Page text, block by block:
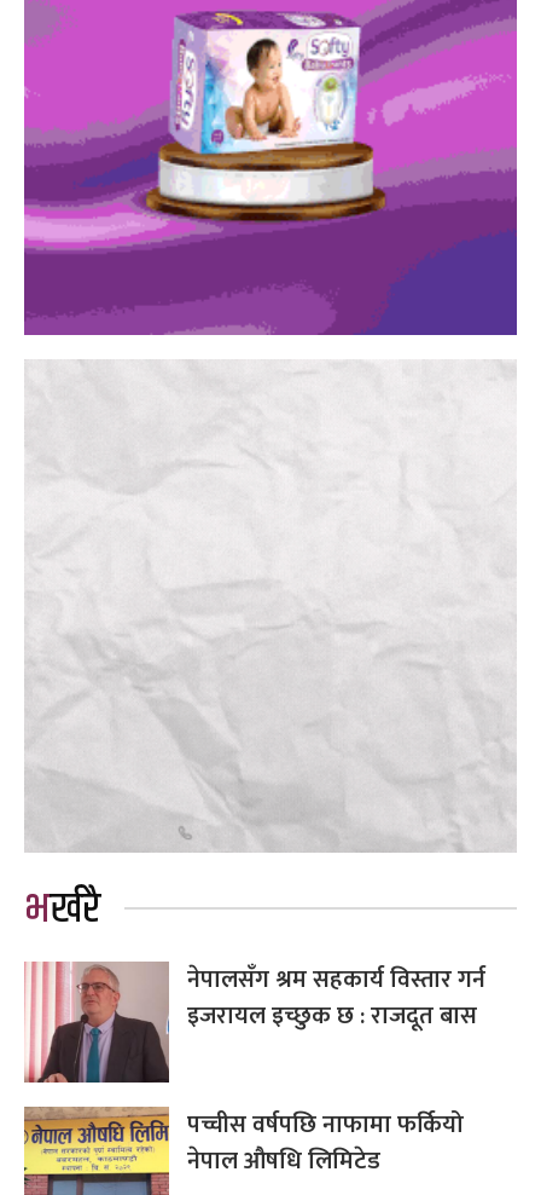
भर्खरै
नेपालसँग श्रम सहकार्य विस्तार गर्न
इजरायल इच्छुक छ : राजदूत बास
पच्चीस वर्षपछि नाफामा फर्कियो
नेपाल औषधि लिमिटेड